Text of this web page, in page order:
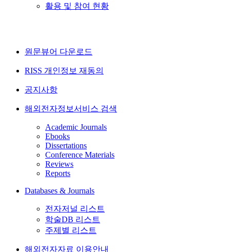
활용 및 참여 현황
원문뷰어 다운로드
RISS 개인정보 재동의
공지사항
해외전자정보서비스 검색
Academic Journals
Ebooks
Dissertations
Conference Materials
Reviews
Reports
Databases & Journals
전자저널 리스트
학술DB 리스트
주제별 리스트
해외전자자료 이용안내